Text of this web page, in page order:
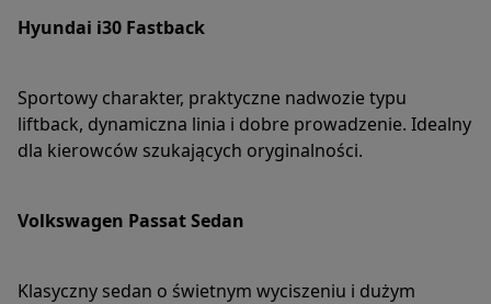
Hyundai i30 Fastback
Sportowy charakter, praktyczne nadwozie typu
liftback, dynamiczna linia i dobre prowadzenie. Idealny
dla kierowców szukających oryginalności.
Volkswagen Passat Sedan
Klasyczny sedan o świetnym wyciszeniu i dużym